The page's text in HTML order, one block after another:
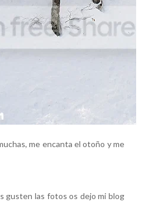
me encanta el otoño y me
gusten las fotos os dejo mi blog